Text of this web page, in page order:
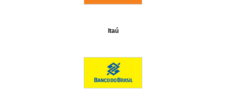
Itaú